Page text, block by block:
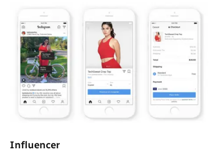
Influencer